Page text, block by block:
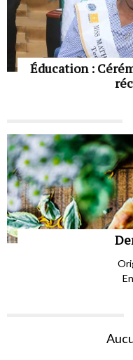
Éducation :